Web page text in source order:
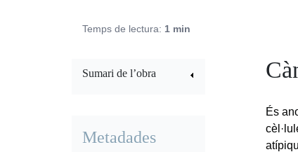
Temps de lectura: 1 min
És
Sumari de l’obra
Metadades